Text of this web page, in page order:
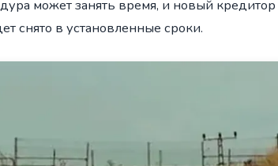
может занять время, и новый кредитор
снято в установленные сроки.